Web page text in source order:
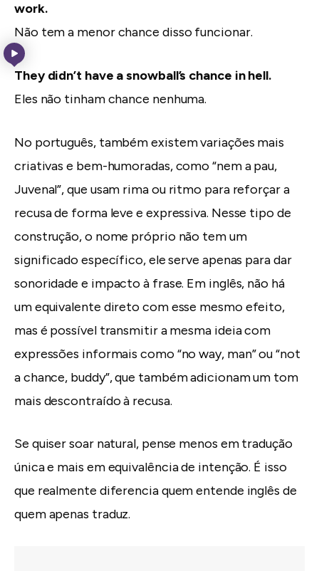
work.
Não tem a menor chance disso funcionar.
They didn’t have a snowball’s chance in hell.
Eles não tinham chance nenhuma.
No português, também existem variações mais
criativas e bem-humoradas, como “nem a pau,
Juvenal”, que usam rima ou ritmo para reforçar a
recusa de forma leve e expressiva. Nesse tipo de
construção, o nome próprio não tem um
significado específico, ele serve apenas para dar
sonoridade e impacto à frase. Em inglês, não há
um equivalente direto com esse mesmo efeito,
mas é possível transmitir a mesma ideia com
expressões informais como “no way, man” ou “not
a chance, buddy”, que também adicionam um tom
mais descontraído à recusa.
Se quiser soar natural, pense menos em tradução
única e mais em equivalência de intenção. É isso
que realmente diferencia quem entende inglês de
quem apenas traduz.